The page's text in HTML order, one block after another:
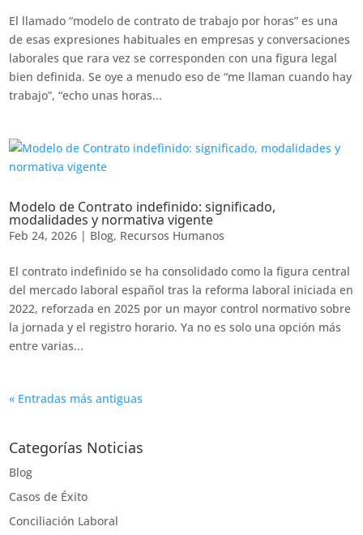
El llamado “modelo de contrato de trabajo por horas” es una
de esas expresiones habituales en empresas y conversaciones
laborales que rara vez se corresponden con una figura legal
bien definida. Se oye a menudo eso de “me llaman cuando hay
trabajo”, “echo unas horas...
Modelo de Contrato indefinido: significado,
modalidades y normativa vigente
Feb 24, 2026 | Blog, Recursos Humanos
El contrato indefinido se ha consolidado como la figura central
del mercado laboral español tras la reforma laboral iniciada en
2022, reforzada en 2025 por un mayor control normativo sobre
la jornada y el registro horario. Ya no es solo una opción más
entre varias...
« Entradas más antiguas
Categorías Noticias
Blog
Casos de Éxito
Conciliación Laboral